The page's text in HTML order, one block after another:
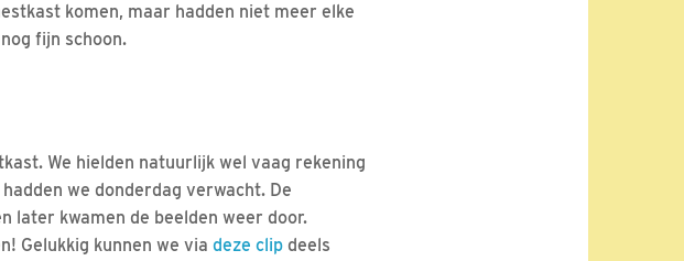
komen, maar hadden niet meer elke
fijn schoon.
We hielden natuurlijk wel vaag rekening
we donderdag verwacht. De
later kwamen de beelden weer door.
Gelukkig kunnen we via deze clip deels